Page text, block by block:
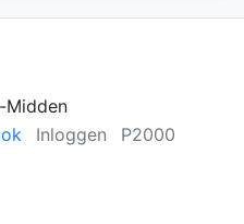
Midden
Inloggen
P2000